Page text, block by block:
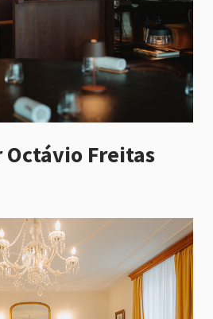
Octávio Freitas